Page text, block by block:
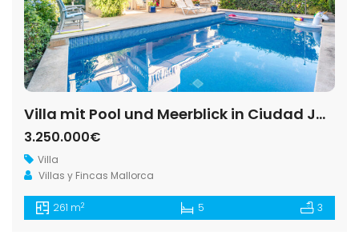
Villa mit Pool und Meerblick in Ciudad Jardín, Palma — 261 m², 5 Schlafzimmer, 3 Etagen
3.250.000€
Villa
Villas y Fincas Mallorca
261 m2 5 3